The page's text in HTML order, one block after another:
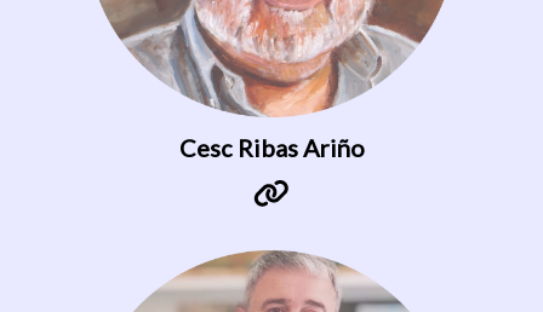
Cesc Ribas Ariño